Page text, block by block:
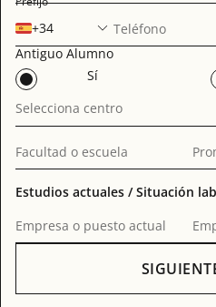
+34
Teléfono
Antiguo Alumno
Sí
Selecciona centro
Facultad o escuela
Estudios actuales / Situación
Empresa o puesto actual